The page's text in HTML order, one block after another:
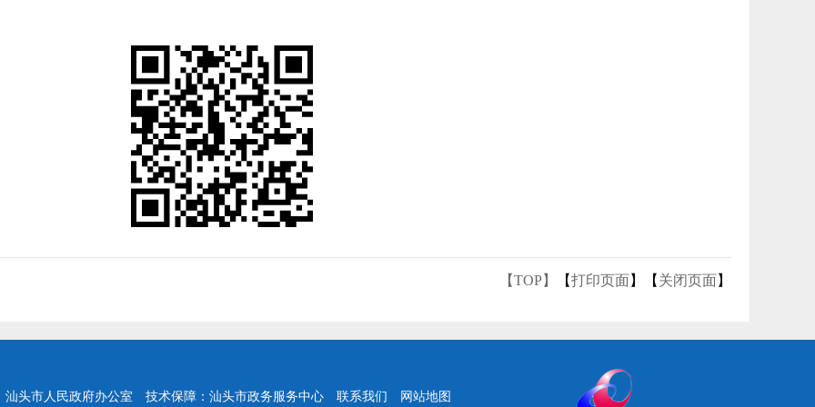
【TOP】 【打印页面】【 关闭页面】
汕头市人民政府办公室 技术保障：汕头市政务服务中心 联系我们 网站地图